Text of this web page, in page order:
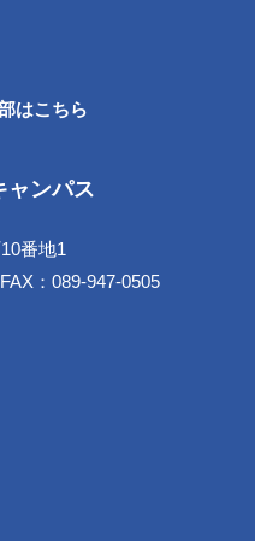
はこちら
ャンパス
番地1
：089-947-0505